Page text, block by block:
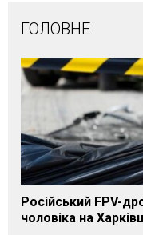
ГОЛОВНЕ
Російський FPV-
чоловіка на